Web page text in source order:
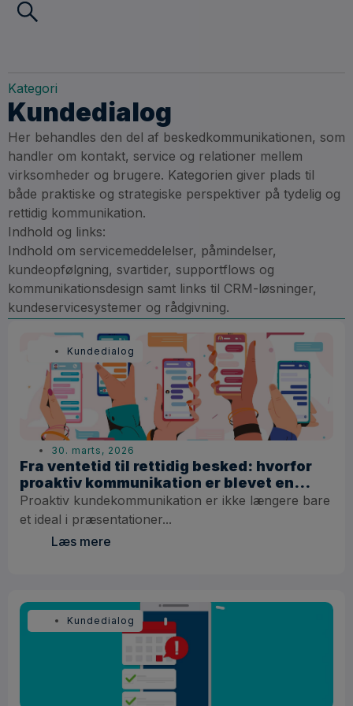
Kategori
Kundedialog
Her behandles den del af beskedkommunikationen, som
handler om kontakt, service og relationer mellem
virksomheder og brugere. Kategorien giver plads til
både praktiske og strategiske perspektiver på tydelig og
rettidig kommunikation.
Indhold og links:
Indhold om servicemeddelelser, påmindelser,
kundeopfølgning, svartider, supportflows og
kommunikationsdesign samt links til CRM-løsninger,
kundeservicesystemer og rådgivning.
Kundedialog
30. marts, 2026
Fra ventetid til rettidig besked: hvorfor
proaktiv kommunikation er blevet en
konkurrencefaktor
Proaktiv kundekommunikation er ikke længere bare
et ideal i præsentationer...
Læs mere
Kundedialog